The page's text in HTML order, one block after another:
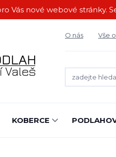
Vás nové webové stránky.
O nás Vše
KOBERCE